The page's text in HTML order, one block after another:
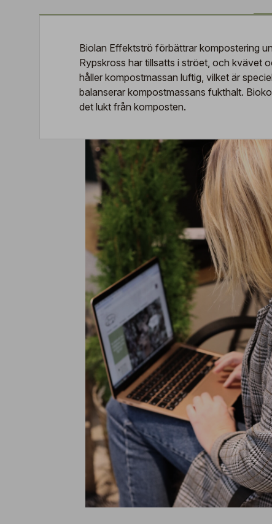
Biolan Effektströ förbättrar kompostering
Rypskross har tillsatts i ströet, och kvävet
håller kompostmassan luftig, vilket är
balanserar kompostmassans fukthalt.
det lukt från komposten.